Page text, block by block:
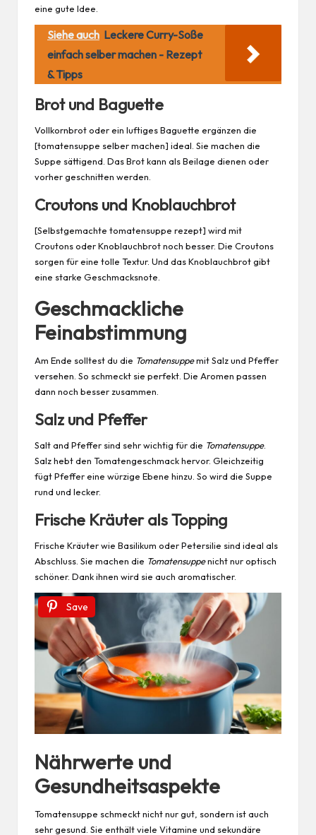
eine gute Idee.
Siehe auch Leckere Curry-Soße
einfach selber machen - Rezept
& Tipps
Brot und Baguette
Vollkornbrot oder ein luftiges Baguette ergänzen die
[tomatensuppe selber machen] ideal. Sie machen die
Suppe sättigend. Das Brot kann als Beilage dienen oder
vorher geschnitten werden.
Croutons und Knoblauchbrot
[Selbstgemachte tomatensuppe rezept] wird mit
Croutons oder Knoblauchbrot noch besser. Die Croutons
sorgen für eine tolle Textur. Und das Knoblauchbrot gibt
eine starke Geschmacksnote.
Geschmackliche
Feinabstimmung
Am Ende solltest du die Tomatensuppemit Salz und Pfeffer
versehen. So schmeckt sie perfekt. Die Aromen passen
dann noch besser zusammen.
Salz und Pfeffer
Salt and Pfeffer sind sehr wichtig für die Tomatensuppe.
Salz hebt den Tomatengeschmack hervor. Gleichzeitig
fügt Pfeffer eine würzige Ebene hinzu. So wird die Suppe
rund und lecker.
Frische Kräuter als Topping
Frische Kräuter wie Basilikum oder Petersilie sind ideal als
Abschluss. Sie machen die Tomatensuppenicht nur optisch
schöner. Dank ihnen wird sie auch aromatischer.
Save
Nährwerte und
Gesundheitsaspekte
Tomatensuppe schmeckt nicht nur gut, sondern ist auch
sehr gesund. Sie enthält viele Vitamine und sekundäre